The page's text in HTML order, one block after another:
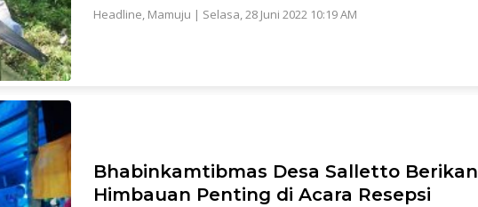
Headline, Mamuju | Selasa, 28 Juni 2022 10:19 AM
Bhabinkamtibmas Desa Salletto Berikan
Himbauan Penting di Acara Resepsi